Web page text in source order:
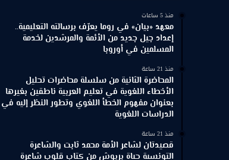
منذ 5 ساعات
معهد «بيان» في روما يعرّف برسالته التعليمية..
إعداد جيل جديد من الأئمة والمرشدين لخدمة
المسلمين في أوروبا
منذ 21 ساعة
المحاضرة الثانية من سلسلة محاضرات تحليل
الأخطاء اللغوية في تعليم العربية ناطقين بغيرها
بعنوان مفهوم الخطأ اللغوي وتطور النظر إليه في
الدراسات اللغوية
منذ 21 ساعة
قصيدتان لشاعر الأمة محمد ثابت والشاعرة
التونسية حياة بربوش من كتاب قلوب شاعرة